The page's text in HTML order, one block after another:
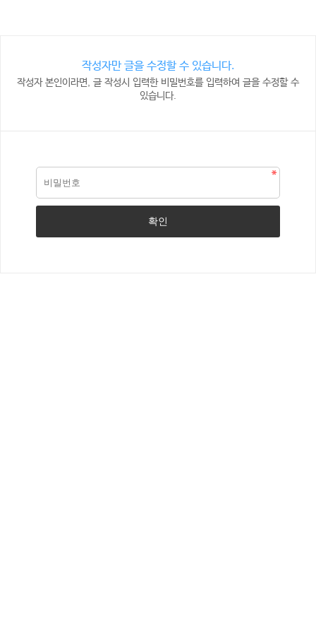
작성자만 글을 수정할 수 있습니다.
작성자 본인이라면, 글 작성시 입력한 비밀번호를 입력하여 글을 수정할 수
있습니다.